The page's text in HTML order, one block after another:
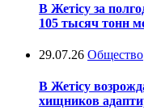
В Жетісу за
105 тысяч тонн
29.07.26 Общество
В Жетісу
хищников